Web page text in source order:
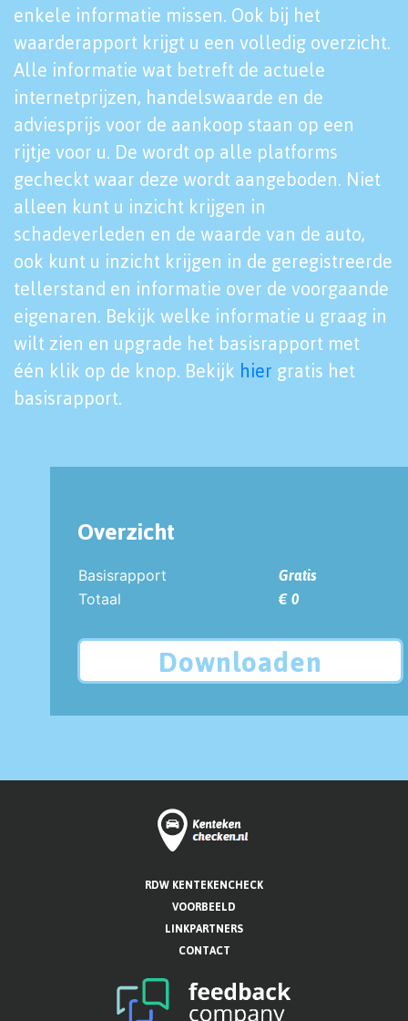
enkele informatie missen. Ook bij het
waarderapport krijgt u een volledig overzicht.
Alle informatie wat betreft de actuele
internetprijzen, handelswaarde en de
adviesprijs voor de aankoop staan op een
rijtje voor u. De wordt op alle platforms
gecheckt waar deze wordt aangeboden. Niet
alleen kunt u inzicht krijgen in
schadeverleden en de waarde van de auto,
ook kunt u inzicht krijgen in de geregistreerde
tellerstand en informatie over de voorgaande
eigenaren. Bekijk welke informatie u graag in
wilt zien en upgrade het basisrapport met
één klik op de knop. Bekijk hier gratis het
basisrapport.
Overzicht
Basisrapport
Gratis
Totaal
€ 0
Downloaden
RDW KENTEKENCHECK
VOORBEELD
LINKPARTNERS
CONTACT